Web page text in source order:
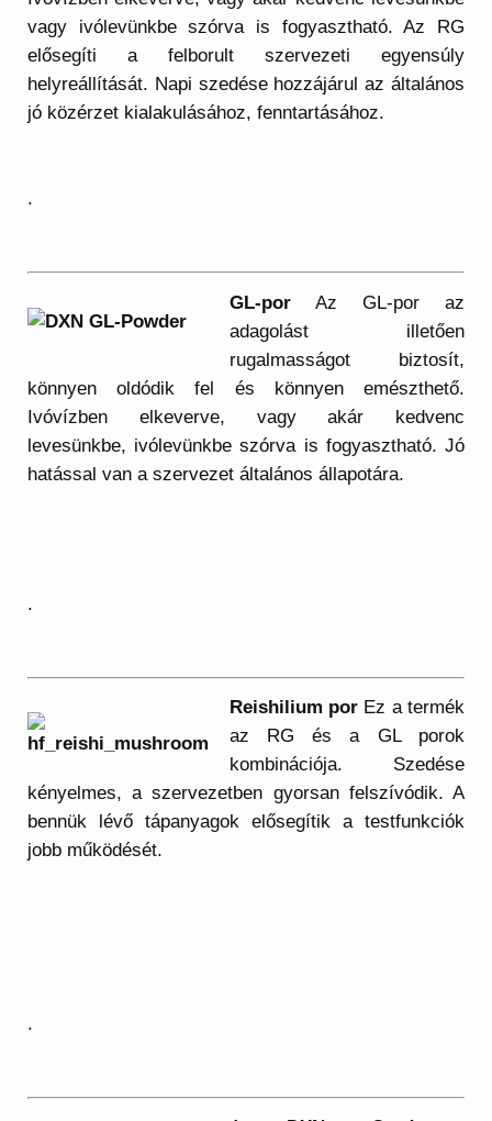
vagy ivólevünkbe szórva is fogyasztható. Az RG
elősegíti a felborult szervezeti egyensúly
helyreállítását. Napi szedése hozzájárul az általános
jó közérzet kialakulásához, fenntartásához.
.
GL-porAz GL-por az
adagolást illetően
rugalmasságot biztosít,
könnyen oldódik fel és könnyen emészthető.
Ivóvízben elkeverve, vagy akár kedvenc
levesünkbe, ivólevünkbe szórva is fogyasztható. Jó
hatással van a szervezet általános állapotára.
.
Reishilium por Ez a termék
az RG és a GL porok
kombinációja. Szedése
kényelmes, a szervezetben gyorsan felszívódik. A
bennük lévő tápanyagok elősegítik a testfunkciók
jobb működését.
.